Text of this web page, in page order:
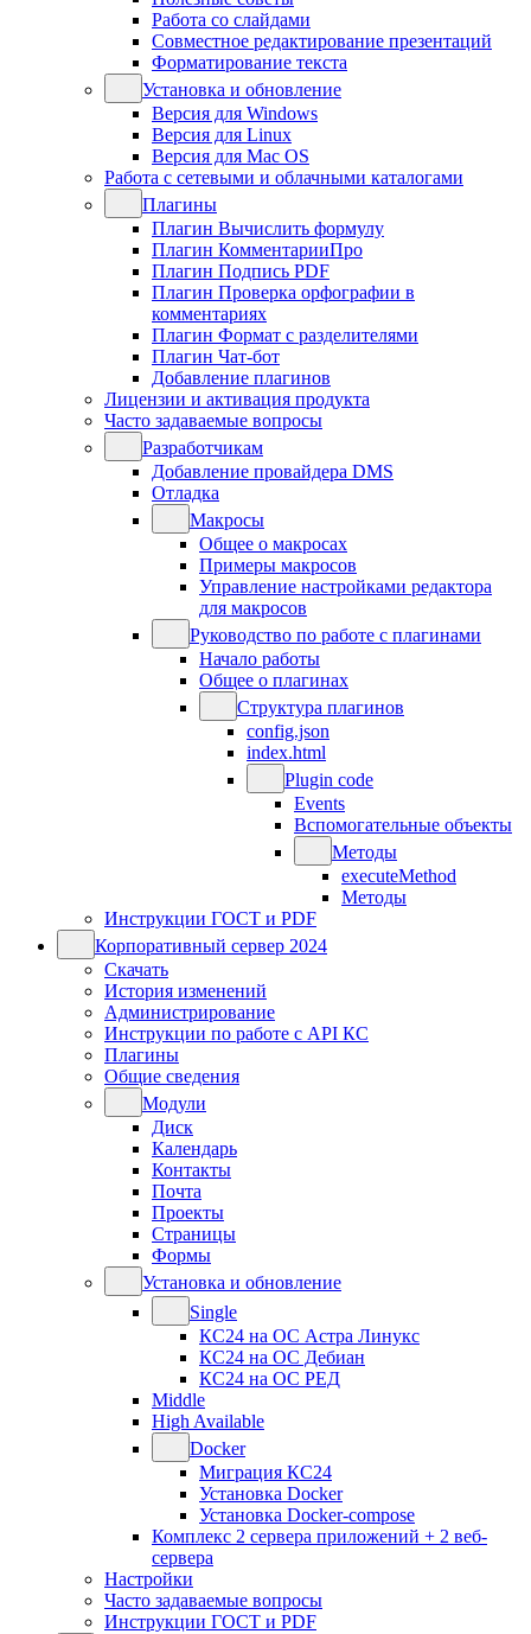
Работа со слайдами
Совместное редактирование презентаций
Форматирование текста
Установка и обновление
Версия для Windows
Версия для Linux
Версия для Mac OS
Работа с сетевыми и облачными каталогами
Плагины
Плагин Вычислить формулу
Плагин КомментарииПро
Плагин Подпись PDF
Плагин Проверка орфографии в
комментариях
Плагин Формат с разделителями
Плагин Чат-бот
Добавление плагинов
Лицензии и активация продукта
Часто задаваемые вопросы
Разработчикам
Добавление провайдера DMS
Отладка
Макросы
Общее о макросах
Примеры макросов
Управление настройками редактора
для макросов
Руководство по работе с плагинами
Начало работы
Общее о плагинах
Структура плагинов
config.json
index.html
Plugin code
Events
Вспомогательные объекты
Методы
executeMethod
Методы
Инструкции ГОСТ и PDF
Корпоративный сервер 2024
Скачать
История изменений
Администрирование
Инструкции по работе с API КС
Плагины
Общие сведения
Модули
Диск
Календарь
Контакты
Почта
Проекты
Страницы
Формы
Установка и обновление
Single
КС24 на ОС Астра Линукс
КС24 на ОС Дебиан
КС24 на ОС РЕД
Middle
High Available
Docker
Миграция КС24
Установка Docker
Установка Docker-compose
Комплекс 2 сервера приложений + 2 веб-
сервера
Настройки
Часто задаваемые вопросы
Инструкции ГОСТ и PDF